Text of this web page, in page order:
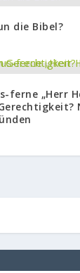
die Bibel?
ferne „Herr